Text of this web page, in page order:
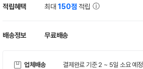
적립혜택 최대150점 적립
배송정보 무료배송
업체배송 결제완료 기준 2 ~ 5일 소요 예정